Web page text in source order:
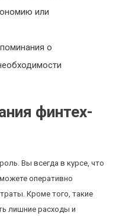
или
о
финтех-
Вы всегда в курсе, что
оперативно
Кроме того, такие
лишние расходы и